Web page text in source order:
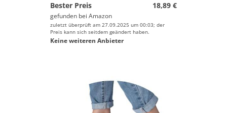
Bester Preis
18,89 €
gefunden bei Amazon
zuletzt überprüft am 27.09.2025 um 00:03; der
Preis kann sich seitdem geändert haben.
Keine weiteren Anbieter